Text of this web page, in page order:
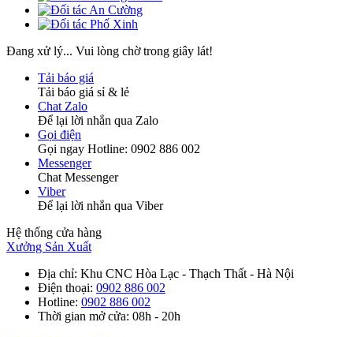
Đang xử lý... Vui lòng chờ trong giây lát!
Tải báo giá
Tải báo giá sỉ & lẻ
Chat Zalo
Để lại lời nhắn qua Zalo
Gọi điện
Gọi ngay Hotline: 0902 886 002
Messenger
Chat Messenger
Viber
Để lại lời nhắn qua Viber
Hệ thống cửa hàng
Xưởng Sản Xuất
Địa chỉ: Khu CNC Hòa Lạc - Thạch Thất - Hà Nội
Điện thoại: 0902 886 002
Hotline: 0902 886 002
Thời gian mở cửa: 08h - 20h